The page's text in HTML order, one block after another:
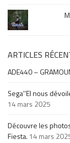
ARTICLES
ADE440 –
Sega’’El nous
14 mars 2025
Découvre les
Fiesta. 14 mars